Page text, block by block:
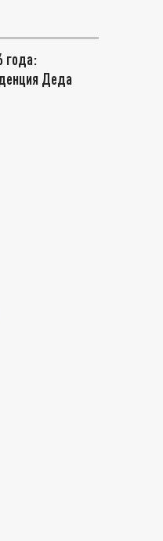
года:
Деда